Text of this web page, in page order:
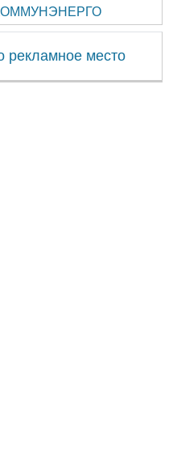
рекламное место